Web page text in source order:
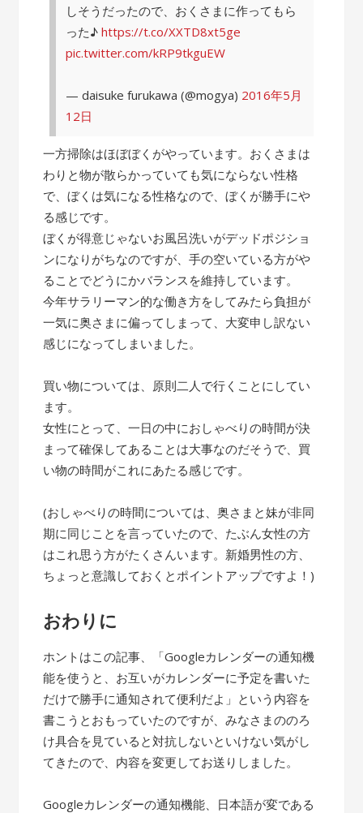
しそうだったので、おくさまに作ってもら
った♪https://t.co/XXTD8xt5ge
pic.twitter.com/kRP9tkguEW
— daisuke furukawa (@mogya) 2016年5月
12日
一方掃除はほぼぼくがやっています。おくさまは
わりと物が散らかっていても気にならない性格
で、ぼくは気になる性格なので、ぼくが勝手にや
る感じです。
ぼくが得意じゃないお風呂洗いがデッドポジショ
ンになりがちなのですが、手の空いている方がや
ることでどうにかバランスを維持しています。
今年サラリーマン的な働き方をしてみたら負担が
一気に奥さまに偏ってしまって、大変申し訳ない
感じになってしまいました。
買い物については、原則二人で行くことにしてい
ます。
女性にとって、一日の中におしゃべりの時間が決
まって確保してあることは大事なのだそうで、買
い物の時間がこれにあたる感じです。
(おしゃべりの時間については、奥さまと妹が非同
期に同じことを言っていたので、たぶん女性の方
はこれ思う方がたくさんいます。新婚男性の方、
ちょっと意識しておくとポイントアップですよ！)
おわりに
ホントはこの記事、「Googleカレンダーの通知機
能を使うと、お互いがカレンダーに予定を書いた
だけで勝手に通知されて便利だよ」という内容を
書こうとおもっていたのですが、みなさまののろ
け具合を見ていると対抗しないといけない気がし
てきたので、内容を変更してお送りしました。
Googleカレンダーの通知機能、日本語が変である